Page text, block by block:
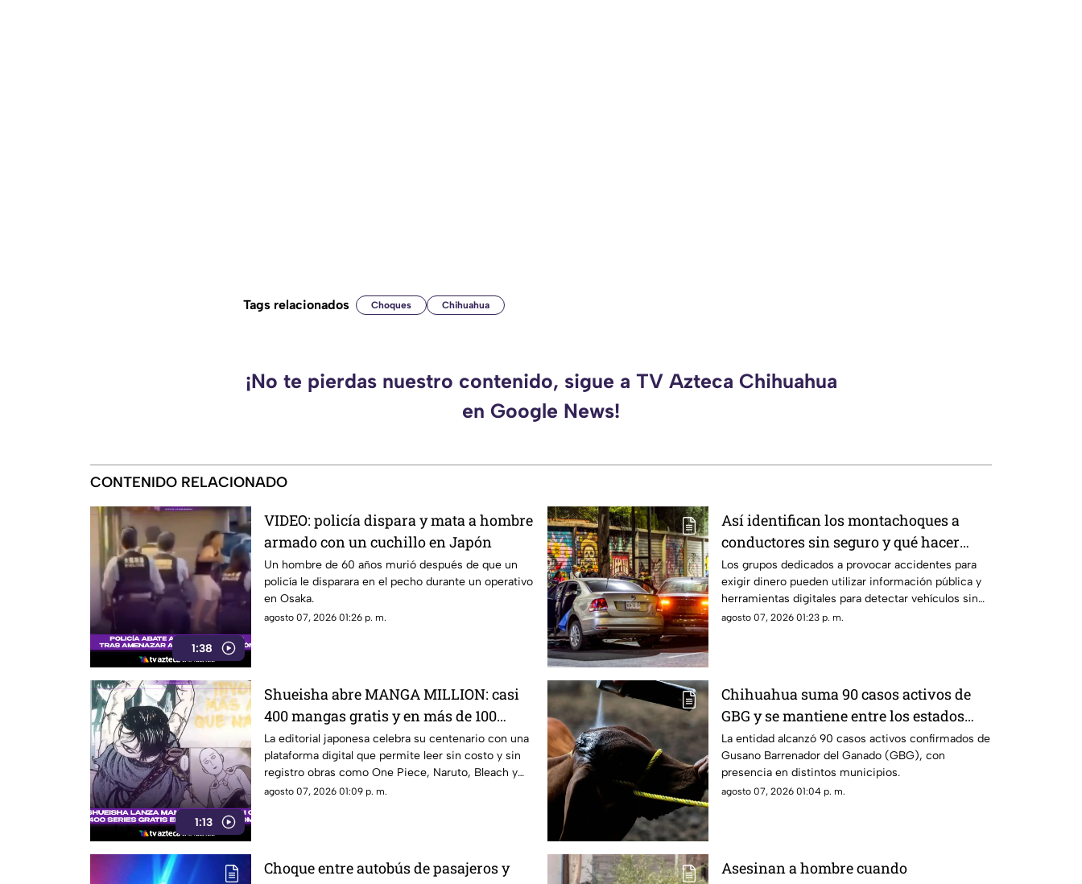
Tags relacionados Choques Chihuahua
¡No te pierdas nuestro contenido, sigue a TV Azteca Chihuahua
en Google News!
CONTENIDO RELACIONADO
1:38
VIDEO: policía dispara y mata a hombre
armado con un cuchillo en Japón
Un hombre de 60 años murió después de que un
policía le disparara en el pecho durante un operativo
en Osaka.
agosto 07, 2026 01:26 p. m.
Así identifican los montachoques a
conductores sin seguro y qué hacer
para evitar ser víctima
Los grupos dedicados a provocar accidentes para
exigir dinero pueden utilizar información pública y
herramientas digitales para detectar vehículos sin
póliza vigente.
agosto 07, 2026 01:23 p. m.
1:13
Shueisha abre MANGA MILLION: casi
400 mangas gratis y en más de 100
idiomas
La editorial japonesa celebra su centenario con una
plataforma digital que permite leer sin costo y sin
registro obras como One Piece, Naruto, Bleach y
Jujutsu Kaisen.
agosto 07, 2026 01:09 p. m.
Chihuahua suma 90 casos activos de
GBG y se mantiene entre los estados
con mayor registro nacional
La entidad alcanzó 90 casos activos confirmados de
Gusano Barrenador del Ganado (GBG), con
presencia en distintos municipios.
agosto 07, 2026 01:04 p. m.
Choque entre autobús de pasajeros y
Asesinan a hombre cuando